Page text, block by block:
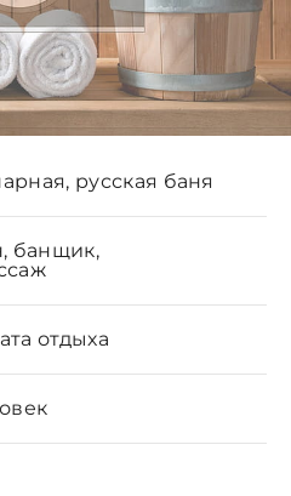
русская баня
банщик,
отдыха